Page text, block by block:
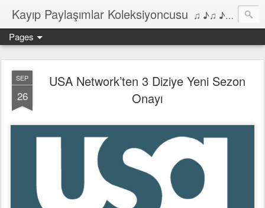
Kayıp Paylaşımlar Koleksiyoncusu ♫ ♪♫ ♪ ♫ ♪♫ ♪•♫♪ 2006'dan bu yana Film, Dizi, Müzik ve Kitaplar üzerine Yazılar Diyarı...
Pages
SEP
26
USA Network’ten 3 Diziye Yeni Sezon
Onayı